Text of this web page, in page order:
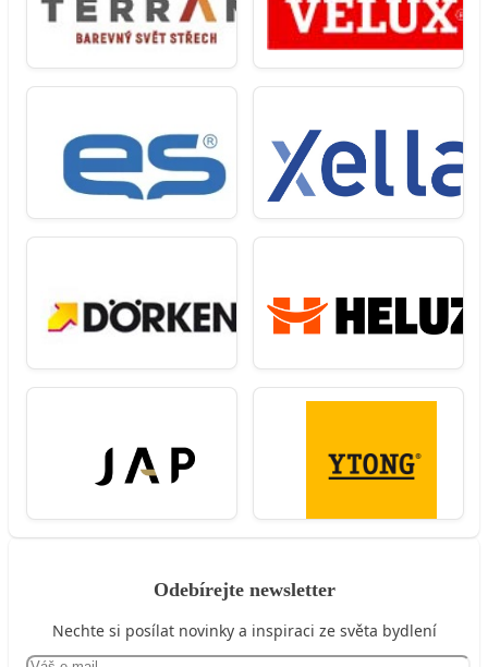
Odebírejte newsletter
Nechte si posílat novinky a inspiraci ze světa bydlení